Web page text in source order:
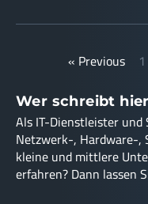
« Previous 1
Wer schreibt
Als IT-Dienstleister
Netzwerk-, Hardware-,
kleine und mittlere
erfahren? Dann lassen